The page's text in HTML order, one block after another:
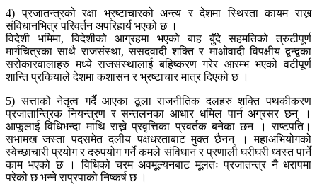
4) प्रजातन्त्रको रक्षा भ्रष्टाचारको अन्त्य र देशमा स्थिरता कायम राख्न
संविधानभित्र परिवर्तन अपरिहार्य भएको छ ।
विदेशी भमिमा, विदेशीको आग्रहमा भएको बाह बुँदे सहमतिको त्रुटीपूर्ण
मार्गचित्रका साथै राजसंस्था, ससदवादी शक्ति र माओवादी विपक्षीय द्वन्द्वका
सरोकारवालाहरु मध्ये राजसंस्थालाई बहिष्करण गरेर आरम्भ भएको वटीपूर्ण
शान्ति प्रकियाले देशमा कशासन र भ्रष्टाचार मात्र दिएको छ ।
5) सत्ताको नेतृत्व गर्दै आएका ठूला राजनीतिक दलहरु शक्ति पथकीकरण
प्रजातान्त्रिक नियन्त्रण र सन्तलनका आधार धमिल पार्न अग्रसर छन् ।
आफूलाई विधिभन्दा माथि राख्ने प्रवृत्तिका प्रवर्तक बनेका छन । राष्टपति।
सभामख जस्ता पदसमेत दलीय पक्षधरताबाट मुक्त छैनन् । महाअभियोगको
स्वेच्छाचारी प्रयोग र दरुपयोग गर्ने कमले संविधान र प्रणाली घरीघरी ध्वस्त पार्ने
काम भएको छ । विधिको चरम अवमूल्यनबाट मूलतः प्रजातन्त्र नै धरापमा
परेको छ भन्ने राप्रपाको निष्कर्ष छ ।